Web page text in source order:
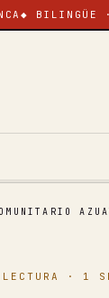
◆ BILINGÜE
· 1